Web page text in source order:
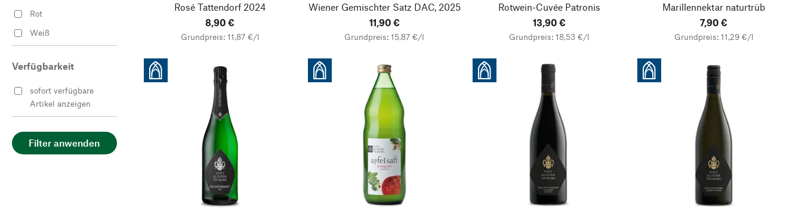
Rot
Weiß
Verfügbarkeit
sofort verfügbare
Artikel anzeigen
Filter anwenden
Rosé Tattendorf 2024
8,90 €
Grundpreis: 11,87 €/l
Wiener Gemischter Satz DAC, 2025
11,90 €
Grundpreis: 15,87 €/l
Rotwein-Cuvée Patronis
13,90 €
Grundpreis: 18,53 €/l
Marillennektar naturtrüb
7,90 €
Grundpreis: 11,29 €/l